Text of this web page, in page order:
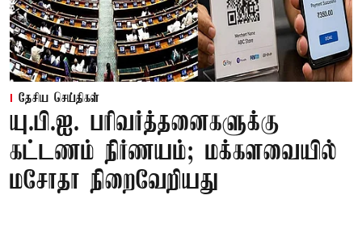
தேசிய செய்திகள்
யு.பி.ஐ. பரிவர்த்தனைகளுக்கு
கட்டணம் நிர்ணயம்; மக்களவையில்
மசோதா நிறைவேறியது